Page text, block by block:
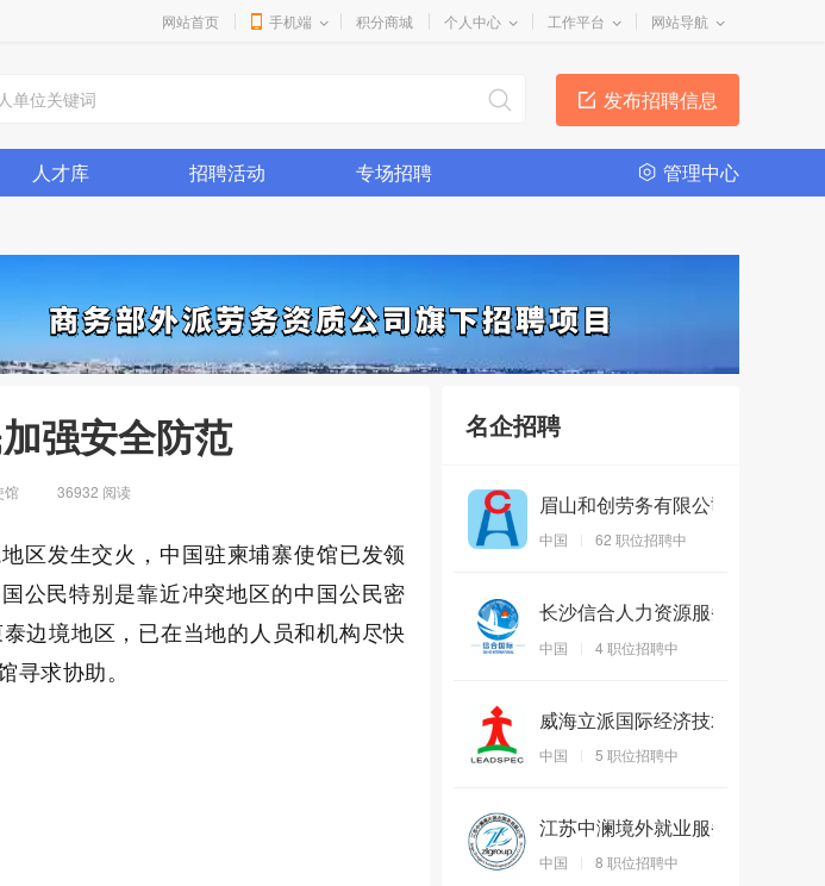
网站首页 手机端 积分商城 个人中心 工作平台 网站导航
发布招聘信息
人才库 招聘活动 专场招聘 管理中心
强安全防范
馆 36932 阅读
区发生交火，中国驻柬埔寨使馆已发领
公民特别是靠近冲突地区的中国公民密
边境地区，已在当地的人员和机构尽快
求协助。
名企招聘
辽宁恒志国际劳务合作有限公司
中国
51
中国
眉山和创劳务有限公司
中国
62 职位招聘中
长沙信合人力资源服务有限公司
中国
4 职位招聘中
中国
5 职位招聘中
江苏中澜境外就业服务有限公司
中国
8 职位招聘中